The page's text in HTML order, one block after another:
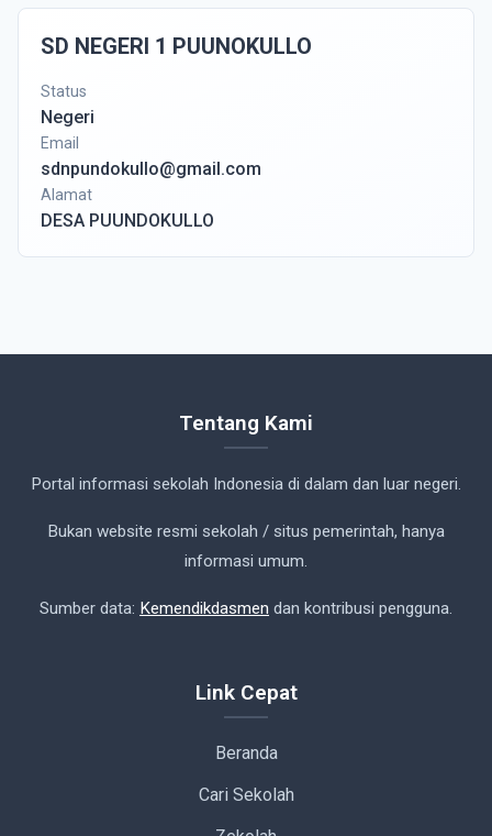
SD NEGERI 1 PUUNOKULLO
Status
Negeri
Email
sdnpundokullo@gmail.com
Alamat
DESA PUUNDOKULLO
Tentang Kami
Portal informasi sekolah Indonesia di dalam dan luar negeri.
Bukan website resmi sekolah / situs pemerintah, hanya
informasi umum.
Sumber data: Kemendikdasmen dan kontribusi pengguna.
Link Cepat
Beranda
Cari Sekolah